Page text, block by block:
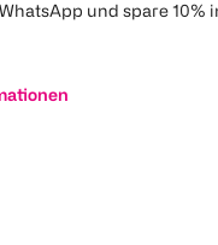
und spare 10%